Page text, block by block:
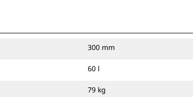
300 mm
60 l
79 kg